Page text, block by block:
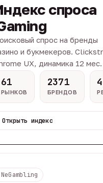
спроса
спрос на бренды
и букмекеров.
UX, динамика 12 мес.
61
РЫНКОВ
2371
БРЕНДОВ
Открыть индекс
NeGambling